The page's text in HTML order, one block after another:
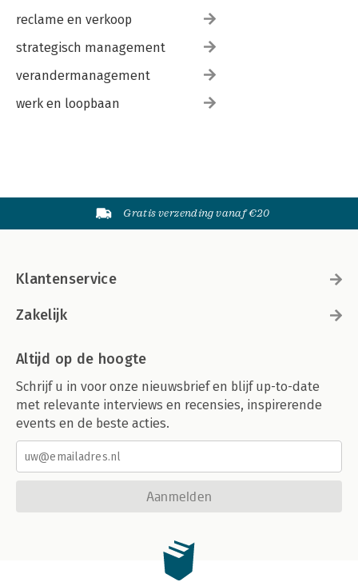
reclame en verkoop
strategisch management
verandermanagement
werk en loopbaan
Gratis verzending vanaf €20
Klantenservice
Zakelijk
Altijd op de hoogte
Schrijf u in voor onze nieuwsbrief en blijf up-to-date
met relevante interviews en recensies, inspirerende
events en de beste acties.
Aanmelden